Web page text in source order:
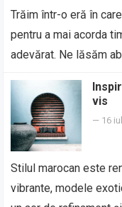
Trăim într-o eră în
pentru a mai acorda
adevărat. Ne lăsăm
vis
— 16
Stilul marocan este
vibrante, modele